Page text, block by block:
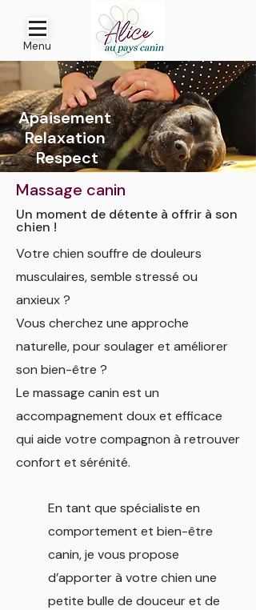
Menu
Apaisement
Relaxation
Respect
Massage canin
Un moment de détente à offrir à son
chien !
Votre chien souffre de douleurs
musculaires, semble stressé ou
anxieux ?
Vous cherchez une approche
naturelle, pour soulager et améliorer
son bien-être ?
Le massage canin est un
accompagnement doux et efficace
qui aide votre compagnon à retrouver
confort et sérénité.
En tant que spécialiste en
comportement et bien-être
canin, je vous propose
d’apporter à votre chien une
petite bulle de douceur et de